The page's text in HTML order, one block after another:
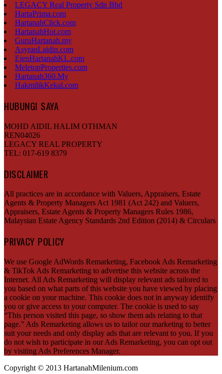
LEGACY Real Property Sdn Bhd
HartaPrima.com
HartanahClick.com
HartanahHot.com
GuruHartanah.my
AsyranLaidin.com
EjenHartanahKL.com
MeletopProperties.com
Hartanah360.My
HakmilikKekal.com
HUBUNGI SAYA
MOHD AIDIL HALIM OTHMAN
REN04026
LEGACY REAL PROPERTY
TEL: 017-619 8379
DISCLAIMER
All practices are in accordance with Valuers, Appraisers, Estate
Agents & Property Managers Act 1981 (Act 242) and Valuers,
Appraisers, Estate Agents & Property Managers Rules 1986,
Malaysian Estate Agency Standards 2nd Edition (2014) & Circulars
PRIVACY POLICY
We use Google AdWords Remarketing, Facebook Ads Remarketing
& TikTok Ads Remarketing to advertise this website across the
Internet. All Ads Remarketing will display relevant ads tailored to
you based on what parts of this website you have viewed by placing
a cookie on your machine. This cookie does not in anyway identify
you or give access to your computer. The cookie is used to say
“This person visited this page, so show them ads relating to that
page.” Ads Remarketing allows us to tailor our marketing to better
suit your needs and only display ads that are relevant to you. If you
do not wish to participate in our Ads Remarketing, you can opt out
by visiting Ads Preferences Manager.
Copyright © 2013 HartanahMilenium.com